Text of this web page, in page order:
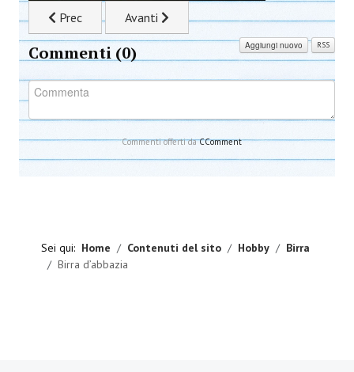
Articolo precedente: Birra BOCK
Prec Articolo successivo: Birra Pale Ale
Avanti
Commenti (0) Aggiungi nuovo RSS
Commenti offerti daCComment
Sei qui: Home Contenuti del sito Hobby
Birra
Birra d’abbazia